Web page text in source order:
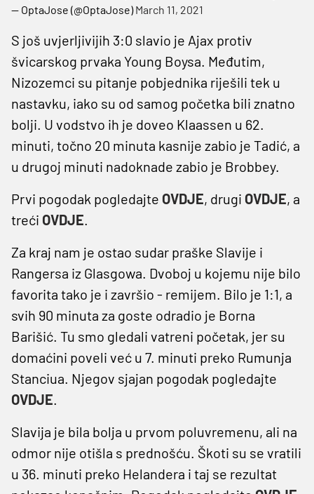
— OptaJose (@OptaJose)March 11, 2021
S još uvjerljivijih 3:0 slavio je Ajax protiv
švicarskog prvaka Young Boysa. Međutim,
Nizozemci su pitanje pobjednika riješili tek u
nastavku, iako su od samog početka bili znatno
bolji. U vodstvo ih je doveo Klaassen u 62.
minuti, točno 20 minuta kasnije zabio je Tadić, a
u drugoj minuti nadoknade zabio je Brobbey.
Prvi pogodak pogledajte OVDJE, drugi OVDJE, a
treći OVDJE.
Za kraj nam je ostao sudar praške Slavije i
Rangersa iz Glasgowa. Dvoboj u kojemu nije bilo
favorita tako je i završio - remijem. Bilo je 1:1, a
svih 90 minuta za goste odradio je Borna
Barišić. Tu smo gledali vatreni početak, jer su
domaćini poveli već u 7. minuti preko Rumunja
Stanciua. Njegov sjajan pogodak pogledajte
OVDJE.
Slavija je bila bolja u prvom poluvremenu, ali na
odmor nije otišla s prednošću. Škoti su se vratili
u 36. minuti preko Helandera i taj se rezultat